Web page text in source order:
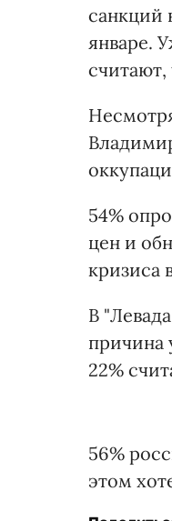
санкций
январе.
считают,
54%
цен и
кризиса
В
причина
22%
56%
этом